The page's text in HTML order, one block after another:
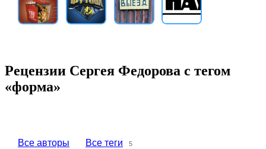
Рецензии Сергея Федорова с тегом
«форма»
Все авторы Все теги 5